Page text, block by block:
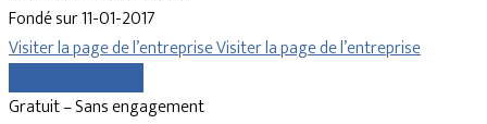
Fondé sur 11-01-2017
Visiter la page de l’entrepriseVisiter la page de l’entreprise
Gratuit – Sans engagement